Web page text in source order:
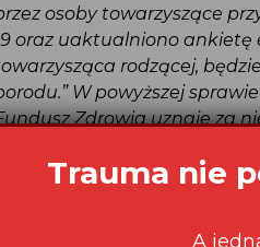
przez osoby towarzyszące
19 oraz uaktualniono
towarzysząca rodzącej,
porodu.” W powyższej
Fundusz Zdrowia uznaje za
https://www.rpo.gov.pl/pl/
Rzecznik Praw Pacjenta